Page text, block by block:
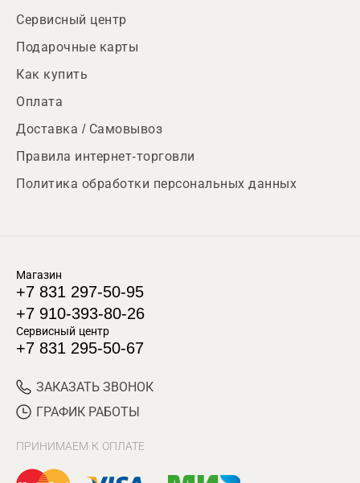
Сервисный центр
Подарочные карты
Как купить
Оплата
Доставка / Самовывоз
Правила интернет-торговли
Политика обработки персональных данных
Магазин
+7 831 297-50-95
+7 910-393-80-26
Сервисный центр
+7 831 295-50-67
ЗАКАЗАТЬ ЗВОНОК
ГРАФИК РАБОТЫ
ПРИНИМАЕМ К ОПЛАТЕ